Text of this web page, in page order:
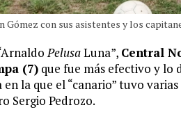
Gómez con sus asistentes y los
PelusaLuna”, Central
(7) que fue más efectivo y lo
la que el “canario” tuvo
Sergio Pedrozo.